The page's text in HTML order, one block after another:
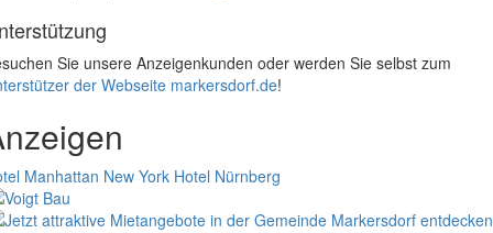
Sie unsere Anzeigenkunden oder werden Sie selbst zum
der Webseite markersdorf.de!
Manhattan New York Hotel Nürnberg